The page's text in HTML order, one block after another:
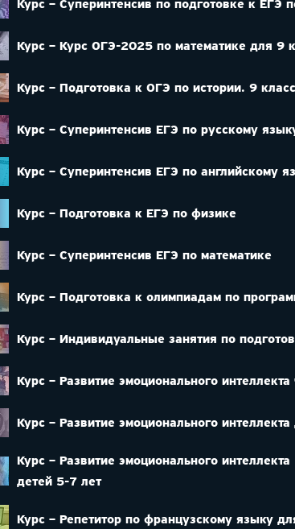
Курс – Суперинтенсив по подготовке к ЕГЭ
Курс – Курс ОГЭ-2025 по математике для 9
Курс – Подготовка к ОГЭ по истории. 9 класс
Курс – Суперинтенсив ЕГЭ по русскому
Курс – Суперинтенсив ЕГЭ по английскому
Курс – Подготовка к ЕГЭ по физике
Курс – Суперинтенсив ЕГЭ по математике
Курс – Подготовка к олимпиадам по
Курс – Индивидуальные занятия по
Курс – Развитие эмоционального
Курс – Развитие эмоционального
Курс – Развитие эмоционального
детей 5-7 лет
Курс – Репетитор по французскому языку